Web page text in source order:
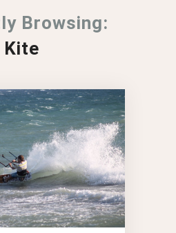
Browsing:
Kite